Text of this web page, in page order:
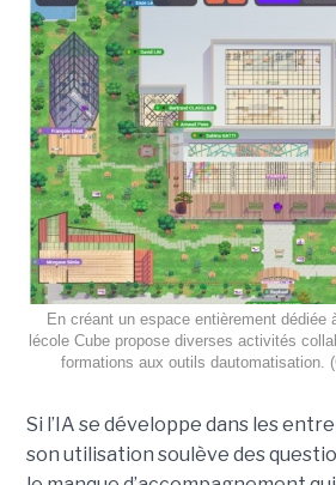
En créant un espace entièrement dédiée à
lécole Cube propose diverses activités
formations aux outils dautomatisation.
Si l’IA se développe dans les
son utilisation soulève des